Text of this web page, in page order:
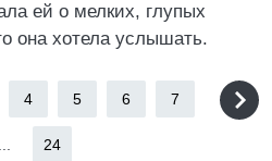
ей о мелких, глупых
она хотела услышать.
4 5 6 7
24